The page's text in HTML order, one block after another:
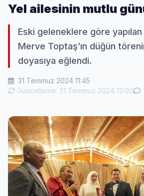
Yel ailesinin mutlu
Eski geleneklere göre
Merve Toptaş’ın düğün
doyasıya eğlendi.
31 Temmuz 2024 11:45
Güncelleme: 31 Temmuz 2024 12:00